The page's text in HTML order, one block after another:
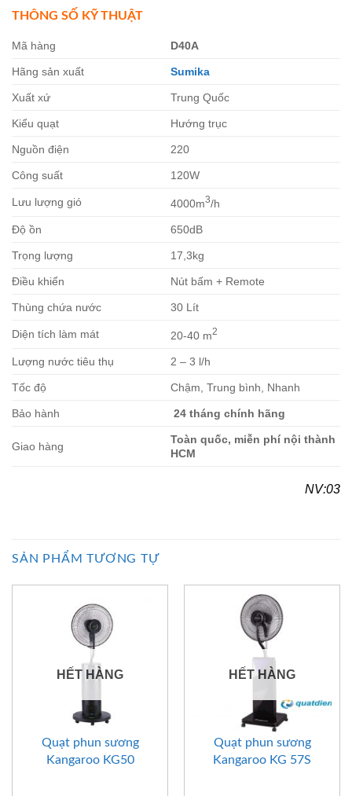
THÔNG SỐ KỸ THUẬT
Mã hàng D40A
Hãng sản xuất Sumika
Xuất xứ Trung Quốc
Kiểu quạt Hướng trục
Nguồn điện 220
Công suất 120W
Lưu lượng gió 4000m3/h
Độ ồn 650dB
Trọng lượng 17,3kg
Điều khiển Nút bấm + Remote
Thùng chứa nước 30 Lít
Diện tích làm mát 20-40 m2
Lượng nước tiêu thụ 2 – 3 l/h
Tốc độ Chậm, Trung bình, Nhanh
Bảo hành 24 tháng chính hãng
Giao hàng
Toàn quốc, miễn phí nội thành
HCM
NV:03
SẢN PHẨM TƯƠNG TỰ
HẾT HÀNG
Quạt phun sương
Kangaroo KG50
HẾT HÀNG
Quạt phun sương
Kangaroo KG 57S